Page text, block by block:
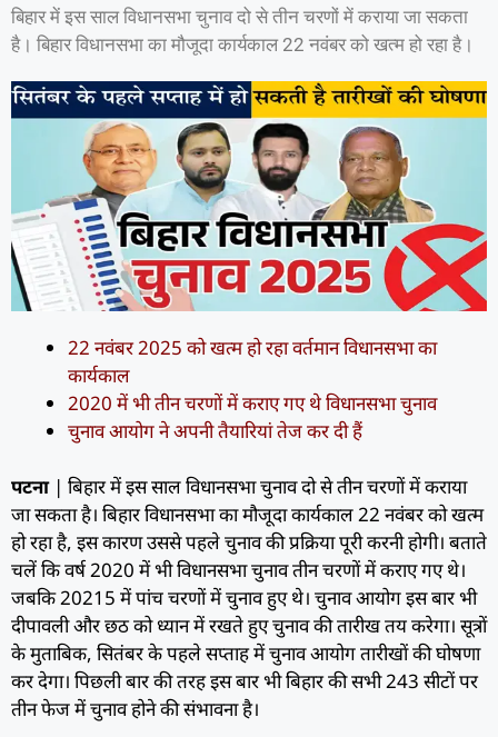
बिहार में इस साल विधानसभा चुनाव दो से तीन चरणों में कराया जा सकता
है। बिहार विधानसभा का मौजूदा कार्यकाल 22 नवंबर को खत्म हो रहा है।
22 नवंबर 2025 को खत्म हो रहा वर्तमान विधानसभा का
कार्यकाल
2020 में भी तीन चरणों में कराए गए थे विधानसभा चुनाव
चुनाव आयोग ने अपनी तैयारियां तेज कर दी हैं
पटना| बिहार में इस साल विधानसभा चुनाव दो से तीन चरणों में कराया
जा सकता है। बिहार विधानसभा का मौजूदा कार्यकाल 22 नवंबर को खत्म
हो रहा है, इस कारण उससे पहले चुनाव की प्रक्रिया पूरी करनी होगी। बताते
चलें कि वर्ष 2020 में भी विधानसभा चुनाव तीन चरणों में कराए गए थे।
जबकि 20215 में पांच चरणों में चुनाव हुए थे। चुनाव आयोग इस बार भी
दीपावली और छठ को ध्यान में रखते हुए चुनाव की तारीख तय करेगा। सूत्रों
के मुताबिक, सितंबर के पहले सप्ताह में चुनाव आयोग तारीखों की घोषणा
कर देगा। पिछली बार की तरह इस बार भी बिहार की सभी 243 सीटों पर
तीन फेज में चुनाव होने की संभावना है।